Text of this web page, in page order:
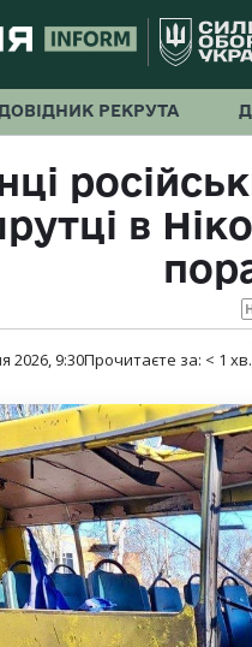
РЕКРУТА
в
2026, 9:30Прочитаєте за: < 1 хв.